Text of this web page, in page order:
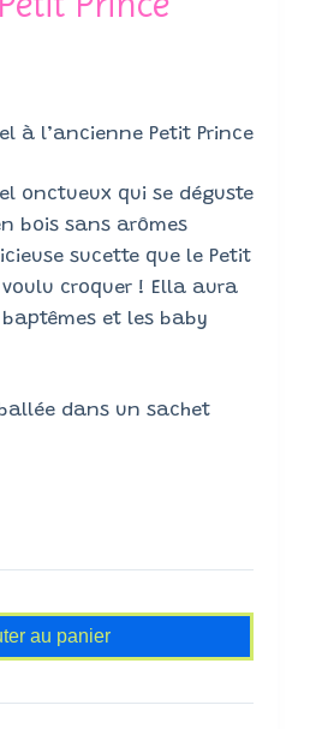
à l’ancienne Petit Prince
onctueux qui se déguste
bois sans arômes
sucette que le Petit
croquer ! Ella aura
et les baby
dans un sachet
au panier